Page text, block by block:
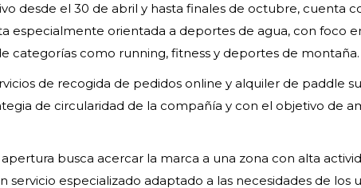
desde el 30 de abril y hasta finales de octubre, cuenta
especialmente orientada a deportes de agua, con foco
categorías como running, fitness y deportes de montaña.
de recogida de pedidos online y alquiler de paddle
de circularidad de la compañía y con el objetivo de
busca acercar la marca a una zona con alta
especializado adaptado a las necesidades de los